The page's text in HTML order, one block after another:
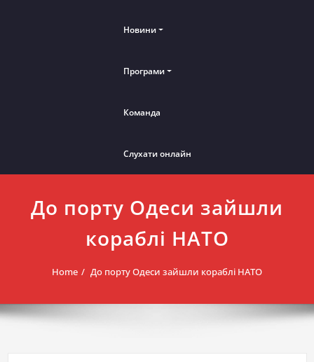
Новини
Програми
Команда
Слухати онлайн
До порту Одеси зайшли
кораблі НАТО
Home До порту Одеси зайшли кораблі НАТО